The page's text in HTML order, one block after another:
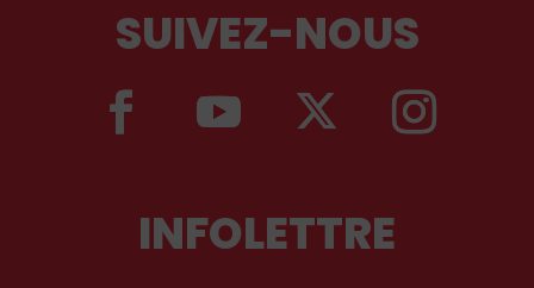
SUIVEZ-NOUS
INFOLETTRE